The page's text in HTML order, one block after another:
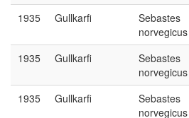
1935 Gullkarfi
Sebastes
norvegicus
1935 Gullkarfi
Sebastes
norvegicus
1935 Gullkarfi
Sebastes
norvegicus